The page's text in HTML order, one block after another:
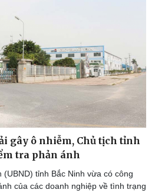
gây ô nhiễm, Chủ tịch tỉnh
tra phản ánh
(UBND) tỉnh Bắc Ninh vừa có công
của các doanh nghiệp về tình trạng